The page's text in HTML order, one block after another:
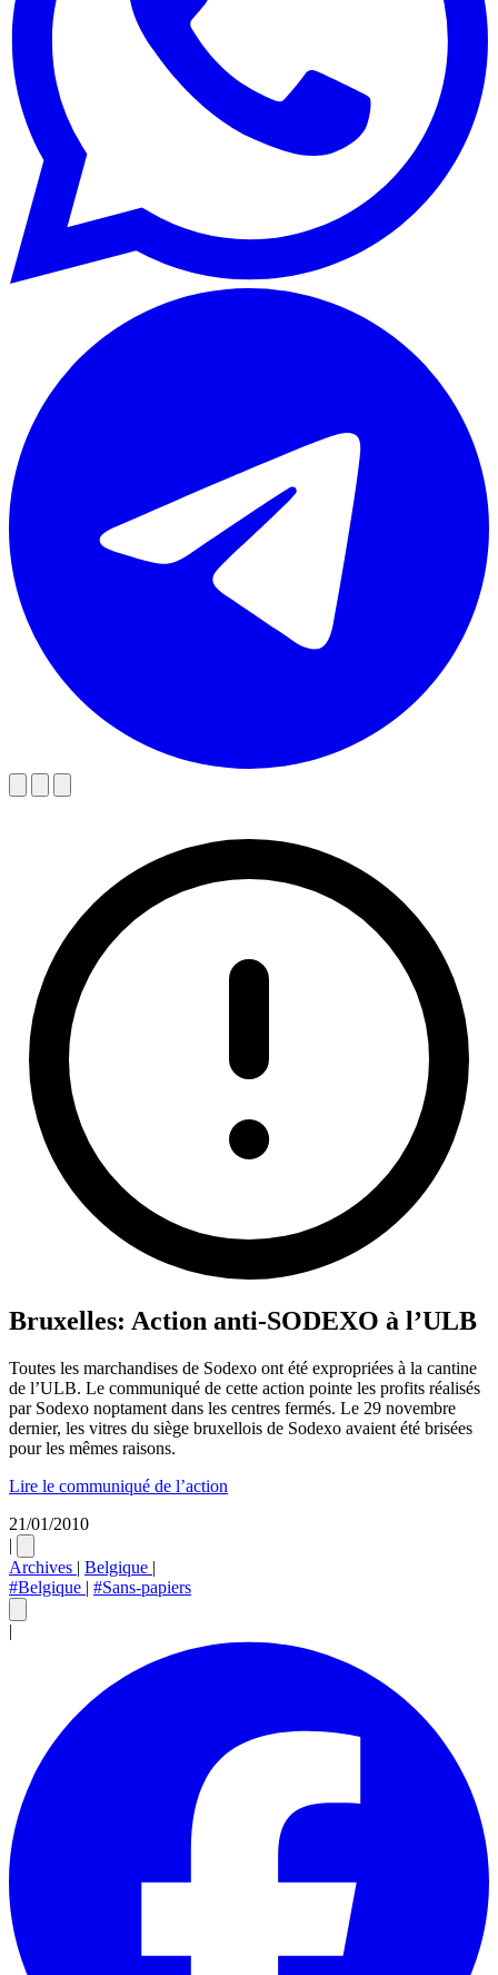
Bruxelles: Action anti-SODEXO à l’ULB
Toutes les marchandises de Sodexo ont été expropriées à la cantine
de l’ULB. Le communiqué de cette action pointe les profits réalisés
par Sodexo noptament dans les centres fermés. Le 29 novembre
dernier, les vitres du siège bruxellois de Sodexo avaient été brisées
pour les mêmes raisons.
Lire le communiqué de l’action
21/01/2010
|
Archives | Belgique |
#Belgique | #Sans-papiers
|